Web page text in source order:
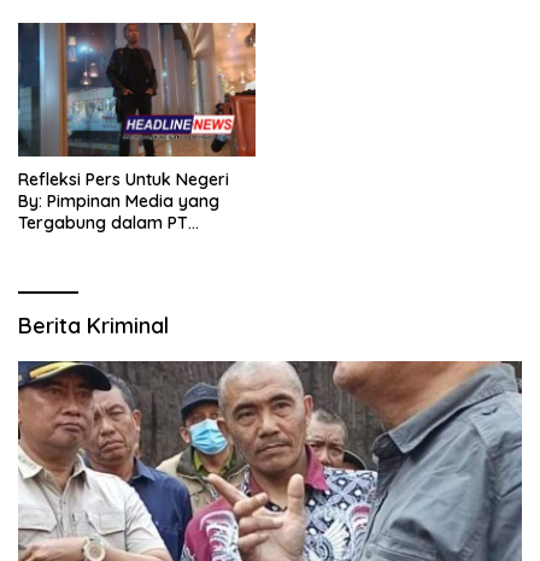
Refleksi Pers Untuk Negeri
By: Pimpinan Media yang
Tergabung dalam PT
Berita Kriminal